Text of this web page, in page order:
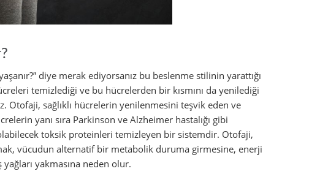
diye merak ediyorsanız bu beslenme stilinin yarattığı
temizlediği ve bu hücrelerden bir kısmını da yenilediği
Otofaji, sağlıklı hücrelerin yenilenmesini teşvik eden ve
yanı sıra Parkinson ve Alzheimer hastalığı gibi
toksik proteinleri temizleyen bir sistemdir. Otofaji,
vücudun alternatif bir metabolik duruma girmesine, enerji
yakmasına neden olur.